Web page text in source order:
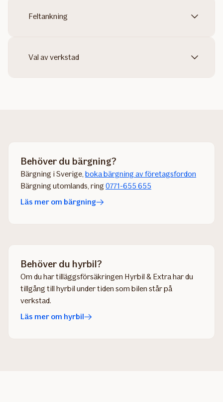
Feltankning
Val av verkstad
Behöver du bärgning?
Bärgning i Sverige, boka bärgning av företagsfordon
Bärgning utomlands, ring0771-655 655
Läs mer om bärgning
Behöver du hyrbil?
Om du har tilläggsförsäkringen Hyrbil & Extra har du
tillgång till hyrbil under tiden som bilen står på
verkstad.
Läs mer om hyrbil